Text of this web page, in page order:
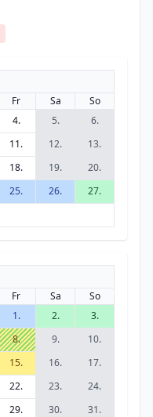
Fr Sa
So
4. 5.
6.
11. 12.
13.
18. 19.
20.
25. 26.
27.
Fr Sa
So
1.
2.
3.
8. 9.
10.
15. 16.
17.
22. 23.
24.
29. 30. 31.